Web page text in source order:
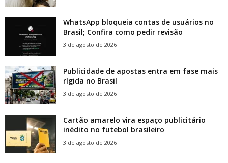
WhatsApp bloqueia contas de usuários no
Brasil; Confira como pedir revisão
3 de agosto de 2026
Publicidade de apostas entra em fase mais
rígida no Brasil
3 de agosto de 2026
Cartão amarelo vira espaço publicitário
inédito no futebol brasileiro
3 de agosto de 2026